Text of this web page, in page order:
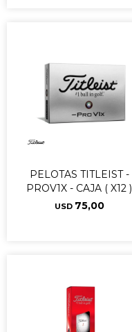
PELOTAS TITLEIST -
PROV1X - CAJA ( X12 )
USD 75,00